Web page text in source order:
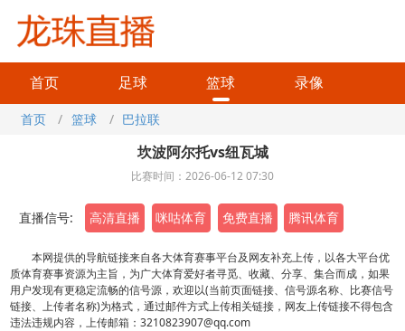
首页 足球 篮球 录像
首页 / 篮球 / 巴拉联
坎波阿尔托vs纽瓦城
比赛时间：2026-06-12 07:30
直播信号: 高清直播 咪咕体育 免费直播 腾讯体育
本网提供的导航链接来自各大体育赛事平台及网友补充上传，以各大平台优
质体育赛事资源为主旨，为广大体育爱好者寻觅、收藏、分享、集合而成，如果
用户发现有更稳定流畅的信号源，欢迎以(当前页面链接、信号源名称、比赛信号
链接、上传者名称)为格式，通过邮件方式上传相关链接，网友上传链接不得包含
违法违规内容，上传邮箱：3210823907@qq.com